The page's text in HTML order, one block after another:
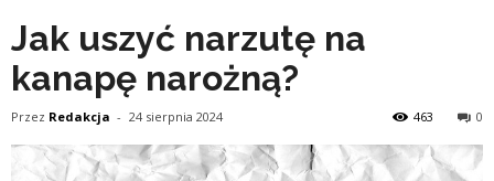
Jak uszyć narzutę na
kanapę narożną?
Przez Redakcja - 24 sierpnia 2024 0
463